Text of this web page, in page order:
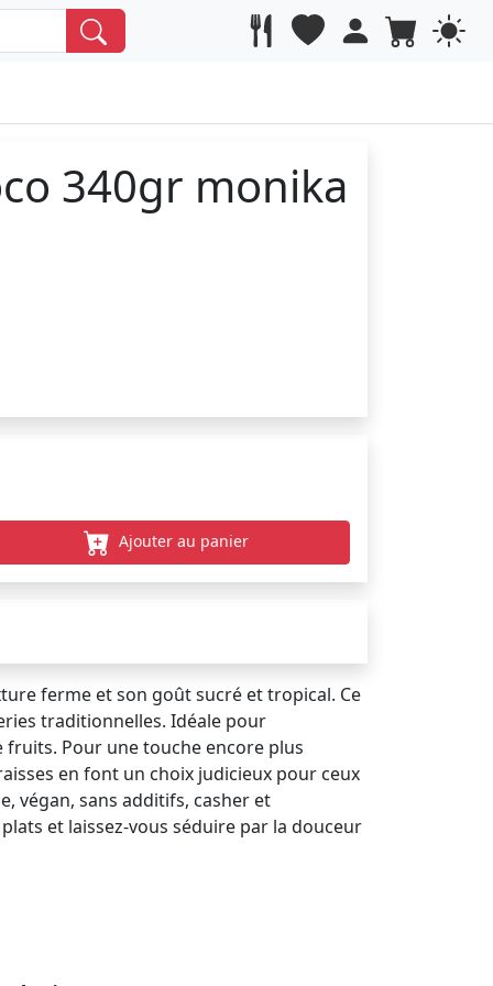
340gr monika
Ajouter au panier
ferme et son goût sucré et tropical. Ce
traditionnelles. Idéale pour
Pour une touche encore plus
en font un choix judicieux pour ceux
végan, sans additifs, casher et
et laissez-vous séduire par la douceur